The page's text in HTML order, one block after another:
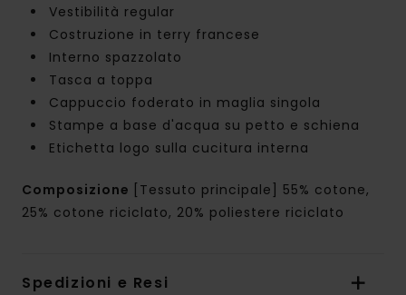
Vestibilità regular
Costruzione in terry francese
Interno spazzolato
Tasca a toppa
Cappuccio foderato in maglia singola
Stampe a base d'acqua su petto e schiena
Etichetta logo sulla cucitura interna
Composizione
[Tessuto principale] 55% cotone,
25% cotone riciclato, 20% poliestere riciclato
Spedizioni e Resi